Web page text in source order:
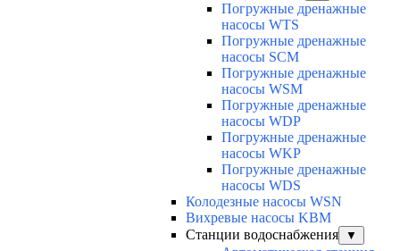
Погружные дренажные
насосы WTS
Погружные дренажные
насосы SCM
Погружные дренажные
насосы WSM
Погружные дренажные
насосы WDP
Погружные дренажные
насосы WKP
Погружные дренажные
насосы WDS
Колодезные насосы WSN
Вихревые насосы KBM
Станции водоснабжения
▼